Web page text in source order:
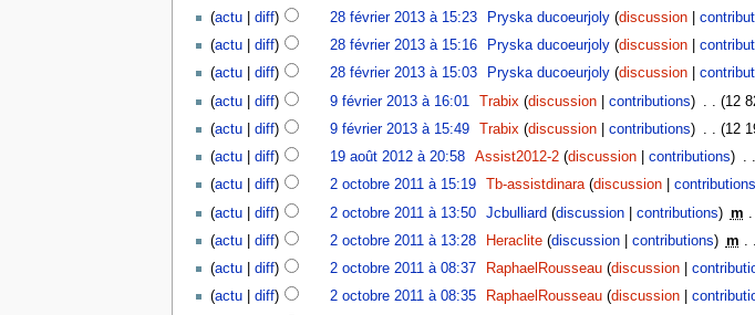
(actu| diff) 28 février 2013 à 15:23‎ Pryska ducoeurjoly (discussion |
(actu| diff) 28 février 2013 à 15:16‎ Pryska ducoeurjoly (discussion |
(actu| diff) 28 février 2013 à 15:03‎ Pryska ducoeurjoly (discussion |
(actu| diff) 9 février 2013 à 16:01 Trabix (discussion |contributions) (12
(actu| diff) 9 février 2013 à 15:49‎ Trabix (discussion |contributions) . . (12
(actu| diff) 19 août 2012 à 20:58‎ Assist2012-2 (discussion |contributions) . .
(actu| diff) 2 octobre 2011 à 15:19‎ Tb-assistdinara (discussion |contributions
(actu| diff) 2 octobre 2011 à 13:50‎ Jcbulliard (discussion |contributions) m
(actu| diff) 2 octobre 2011 à 13:28‎ Heraclite (discussion |contributions) m . .
(actu| diff) 2 octobre 2011 à 08:37‎ RaphaelRousseau (discussion |
(actu| diff) 2 octobre 2011 à 08:35‎ RaphaelRousseau (discussion |